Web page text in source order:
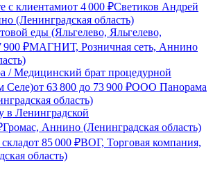
с клиентамиот 4 000 ₽Светиков Андрей
(Ленинградская область)
еды (Яльгелево, Яльгелево,
900 ₽МАГНИТ, Розничная сеть, Аннино
/ Медицинский брат процедурной
Селе)от 63 800 до 73 900 ₽ООО Панорама
область)
в Ленинградской
Громас, Аннино (Ленинградская область)
от 85 000 ₽ВОГ, Торговая компания,
область)